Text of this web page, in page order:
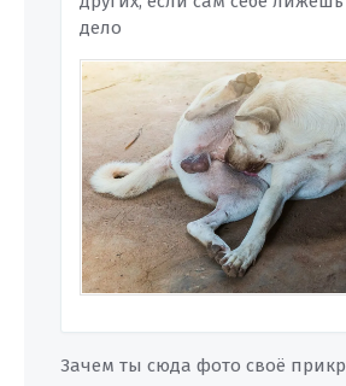
дело
Зачем ты сюда фото своё